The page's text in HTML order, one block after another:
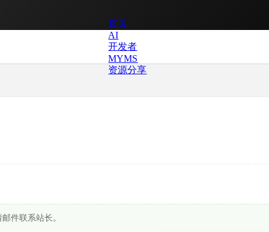
首页
AI
开发者
MYMS
资源分享
件联系站长。